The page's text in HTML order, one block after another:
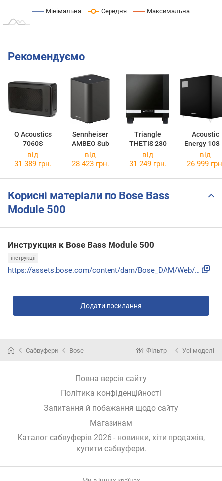
Мінімальна Середня Максимальна
Рекомендуємо
Q Acoustics
7060S
Sennheiser
AMBEO Sub
Triangle
THETIS 280
Acoustic
Energy
від
31 389 грн.
від
28 423 грн.
від
31 249 грн.
від
26 999
Корисні матеріали по Bose Bass
Module 500
Инструкция к Bose Bass Module 500
інструкції
https://assets.bose.com/content/dam/Bose_DAM/Web/consumer_e...
Додати посилання
Сабвуфери Bose Фільтр Усі моделі
Повна версія сайту
Політика конфіденційності
Запитання й побажання щодо сайту
Магазинам
Каталог сабвуферів 2026 - новинки, хіти продажів,
купити сабвуфери.